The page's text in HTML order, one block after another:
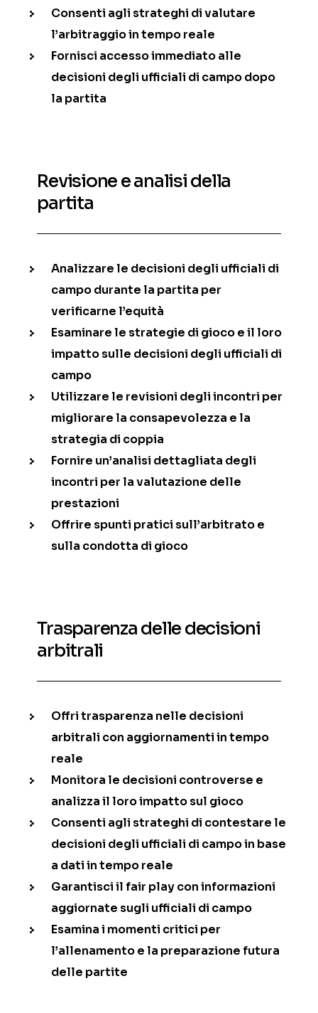
Consenti agli strateghi di valutare
l’arbitraggio in tempo reale
Fornisci accesso immediato alle
decisioni degli ufficiali di campo dopo
la partita
Revisione e analisi della
partita
Analizzare le decisioni degli ufficiali di
campo durante la partita per
verificarne l’equità
Esaminare le strategie di gioco e il loro
impatto sulle decisioni degli ufficiali di
campo
Utilizzare le revisioni degli incontri per
migliorare la consapevolezza e la
strategia di coppia
Fornire un’analisi dettagliata degli
incontri per la valutazione delle
prestazioni
Offrire spunti pratici sull’arbitrato e
sulla condotta di gioco
Trasparenza delle decisioni
arbitrali
Offri trasparenza nelle decisioni
arbitrali con aggiornamenti in tempo
reale
Monitora le decisioni controverse e
analizza il loro impatto sul gioco
Consenti agli strateghi di contestare le
decisioni degli ufficiali di campo in base
a dati in tempo reale
Garantisci il fair play con informazioni
aggiornate sugli ufficiali di campo
Esamina i momenti critici per
l’allenamento e la preparazione futura
delle partite